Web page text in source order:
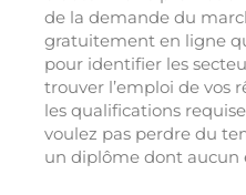
de la demande du
gratuitement en ligne
pour identifier les
trouver l’emploi de vos
les qualifications
voulez pas perdre du
un diplôme dont aucun